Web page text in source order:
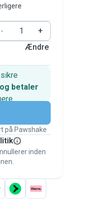
-
+
Ændre
betaler
ændrer
første
dækket
.
på Pawshake
inden